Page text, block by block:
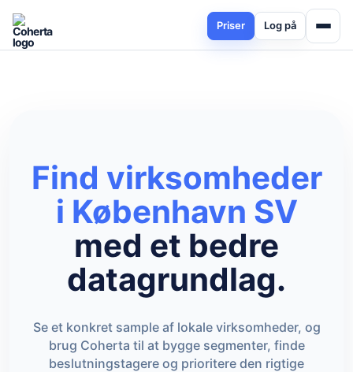
Priser Log på
Find virksomheder
i København SV
med et bedre
datagrundlag.
Se et konkret sample af lokale virksomheder, og
brug Coherta til at bygge segmenter, finde
beslutningstagere og prioritere den rigtige